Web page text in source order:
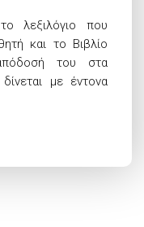
λεξιλόγιο που
και το Βιβλίο
του στα
με έντονα